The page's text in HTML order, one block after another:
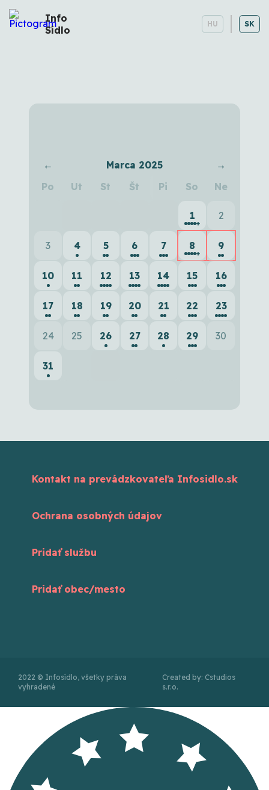
Info
Sídlo
HU SK
← Marca 2025
→
Po
Ut St Št Pi So Ne
+
1 2
3 4 5 6 7
+
8 9
10 11 12 13 14 15 16
17 18 19 20 21 22 23
24 25 26 27 28 29 30
31
Kontakt na prevádzkovateľa Infosidlo.sk
Ochrana osobných údajov
Pridať službu
Pridať obec/mesto
2022 © Infosídlo, všetky práva
vyhradené
Created by: Cstudios
s.r.o.